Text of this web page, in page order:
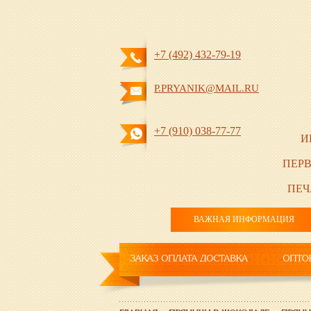
+7 (492) 432-79-19
P.PRYANIK@MAIL.RU
+7 (910) 038-77-77
ВАЖНАЯ ИНФОРМАЦИЯ